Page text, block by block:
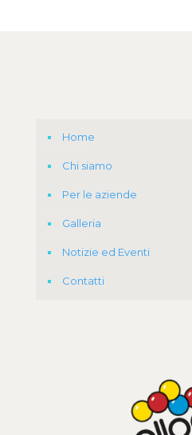
Home
Chi siamo
Per le aziende
Galleria
Notizie ed Eventi
Contatti